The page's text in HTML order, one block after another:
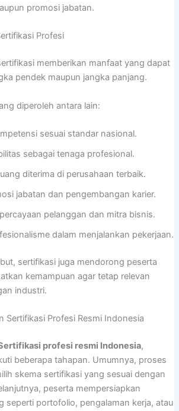
promosi jabatan.
Profesi
memberikan manfaat yang dapat
pendek maupun jangka panjang.
diperoleh antara lain:
sesuai standar nasional.
sebagai tenaga profesional.
diterima di perusahaan terbaik.
jabatan dan pengembangan karier.
pelanggan dan mitra bisnis.
dalam menjalankan pekerjaan.
sertifikasi juga mendorong peserta
kemampuan agar tetap relevan
industri.
Sertifikasi Profesi Resmi Indonesia
profesi resmi Indonesia,
beberapa tahapan. Umumnya, proses
skema sertifikasi yang sesuai dengan
peserta mempersiapkan
seperti portofolio, pengalaman kerja, atau